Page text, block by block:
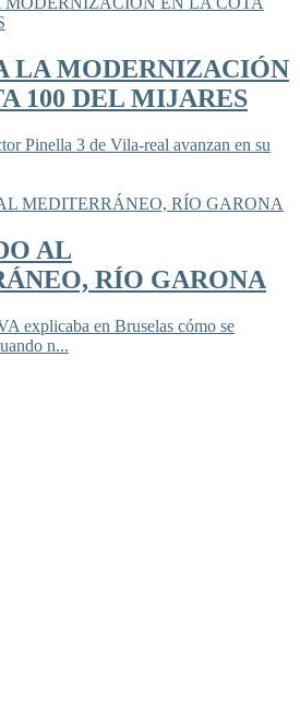
LA MODERNIZACIÓN
100 DEL MIJARES
Pinella 3 de Vila-real avanzan en su
AL
RÍO GARONA
explicaba en Bruselas cómo se
n...